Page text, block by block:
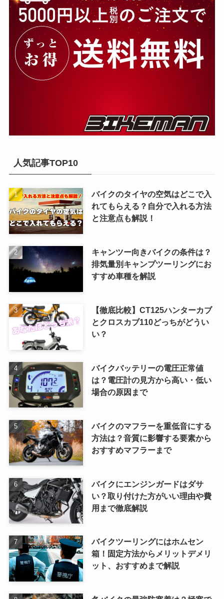
人気記事TOP10
バイクのタイヤの空気はどこで入
れてもらえる？自分で入れる方法
と注意点も解説！
キャンツー向きバイクの条件は？
排気量別キャンプツーリングにお
すすめ車種を解説
【徹底比較】CT125ハンターカブ
とクロスカブ110どっちがどうい
い？
バイクバッテリーの電圧正常値
は？電圧計の見方から高い・低い
場合の原因まで
バイクのマフラーを重低音にする
方法は？音質に影響する要素から
おすすめマフラーまで
バイクにエンジンガードはダサ
い？取り付けた方がいい理由や費
用まで徹底解説
バイクツーリングにはホムセン
箱！固定方法からメリットデメリ
ット、おすすめまで解説